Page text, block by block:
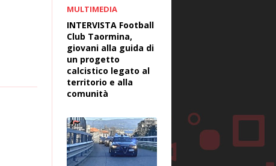
MULTIMEDIA
INTERVISTA Football
Club Taormina,
giovani alla guida di
un progetto
calcistico legato al
territorio e alla
comunità